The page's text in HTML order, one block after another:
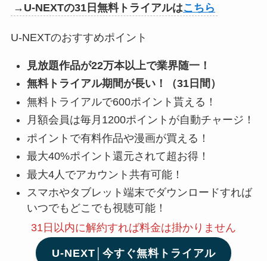
→U-NEXTの31日無料トライアルはこちら
U-NEXTのおすすめポイント
見放題作品が22万本以上で業界随一！
無料トライアル期間が長い！（31日間）
無料トライアルで600ポイント貰える！
月額会員は毎月1200ポイントが自動チャージ！
ポイントで有料作品や漫画が買える！
最大40%ポイント還元されて超お得！
最大4人でアカウント共有可能！
スマホやタブレット端末でダウンロードすれば
いつでもどこでも視聴可能！
31日以内に解約すれば料金は掛かりません
U-NEXT│今すぐ無料トライアル